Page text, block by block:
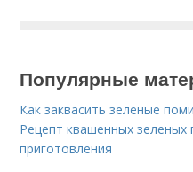
Популярные
Как заквасить зелёные
Рецепт квашенных
приготовления